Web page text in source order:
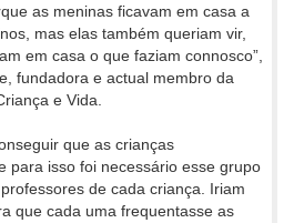
as meninas ficavam em casa a
mas elas também queriam vir,
em casa o que faziam connosco”,
fundadora e actual membro da
e Vida.
que as crianças
para isso foi necessário esse grupo
de cada criança. Iriam
que cada uma frequentasse as